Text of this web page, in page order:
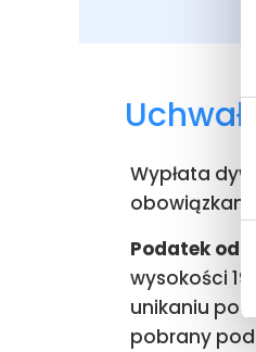
Wypłata
Podatek od
wysokości
unikaniu
pobrany